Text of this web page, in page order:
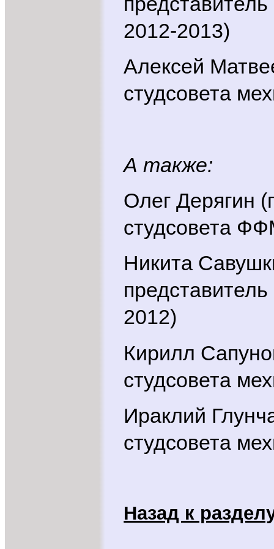
2012-2013)
Алексей
студсовета
А также:
Олег Дерягин
студсовета
Никита
2012)
Кирилл
студсовета
Ираклий
студсовета
Назад к